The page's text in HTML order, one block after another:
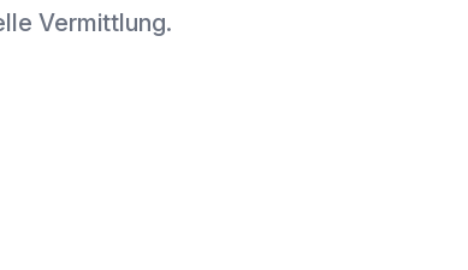
Vermittlung.